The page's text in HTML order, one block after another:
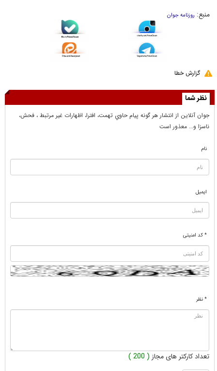
منبع: روزنامه جوان
گزارش خطا
نظر شما
جوان آنلاين از انتشار هر گونه پيام حاوي تهمت، افترا، اظهارات غير مرتبط ، فحش،
ناسزا و... معذور است
نام
ایمیل
* کد امنیتی
* نظر
تعداد کارکتر های مجاز ( 200 )